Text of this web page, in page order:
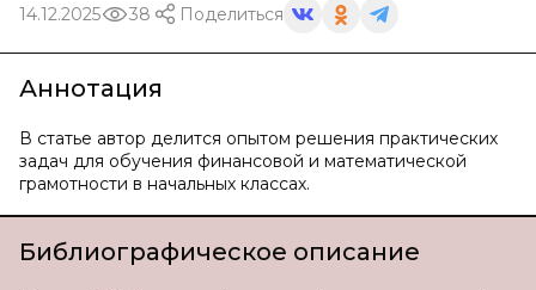
14.12.2025 38 Поделиться
Аннотация
В статье автор делится опытом решения практических
задач для обучения финансовой и математической
грамотности в начальных классах.
Библиографическое описание